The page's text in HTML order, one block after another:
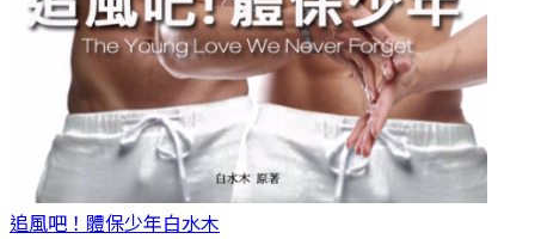
追風吧！體保少年白水木